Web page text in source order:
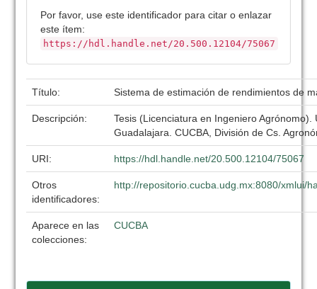
Por favor, use este identificador para citar o enlazar
este ítem:
https://hdl.handle.net/20.500.12104/75067
Título: Sistema de estimación de rendimientos de
Descripción:
Tesis (Licenciatura en Ingeniero Agrónomo).
Guadalajara. CUCBA, División de Cs.
URI: https://hdl.handle.net/20.500.12104/75067
Otros
identificadores:
http://repositorio.cucba.udg.mx:8080/xmlui/
Aparece en las
colecciones:
CUCBA